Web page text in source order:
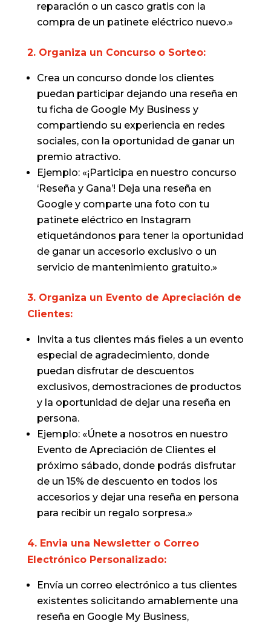
reparación o un casco gratis con la
compra de un patinete eléctrico nuevo.»
2. Organiza un Concurso o Sorteo:
Crea un concurso donde los clientes
puedan participar dejando una reseña en
tu ficha de Google My Business y
compartiendo su experiencia en redes
sociales, con la oportunidad de ganar un
premio atractivo.
Ejemplo: «¡Participa en nuestro concurso
‘Reseña y Gana’! Deja una reseña en
Google y comparte una foto con tu
patinete eléctrico en Instagram
etiquetándonos para tener la oportunidad
de ganar un accesorio exclusivo o un
servicio de mantenimiento gratuito.»
3. Organiza un Evento de Apreciación de
Clientes:
Invita a tus clientes más fieles a un evento
especial de agradecimiento, donde
puedan disfrutar de descuentos
exclusivos, demostraciones de productos
y la oportunidad de dejar una reseña en
persona.
Ejemplo: «Únete a nosotros en nuestro
Evento de Apreciación de Clientes el
próximo sábado, donde podrás disfrutar
de un 15% de descuento en todos los
accesorios y dejar una reseña en persona
para recibir un regalo sorpresa.»
4. Envia una Newsletter o Correo
Electrónico Personalizado:
Envía un correo electrónico a tus clientes
existentes solicitando amablemente una
reseña en Google My Business,